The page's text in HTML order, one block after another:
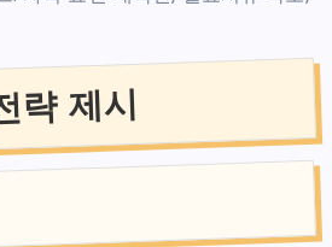
략 제시